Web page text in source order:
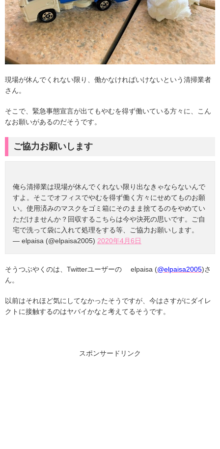
現場が休んでくれない限り、働かなければいけないという清掃業者
さん。
そこで、緊急事態宣言が出てもやむを得ず働いている方々に、こん
なお願いがあるのだそうです。
ご協力お願いします
俺ら清掃業は現場が休んでくれない限り出なきゃならないんで
すよ。そこでオフィスでやむを得ず働く方々にせめてものお願
い。使用済みのマスクをゴミ箱にそのまま捨てるのをやめてい
ただけませんか？回収するこちらは今や決死の思いです。ご自
宅で洗って袋に入れて処理をする等、ご協力お願いします。
— elpaisa (@elpaisa2005) 2020年4月6日
そうつぶやくのは、Twitterユーザーの elpaisa (@elpaisa2005)さ
ん。
以前はそれほど気にしてなかったそうですが、今はさすがにダイレ
クトに接触するのはヤバイかなと考えてるそうです。
スポンサードリンク